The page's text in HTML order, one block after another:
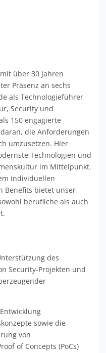
über 30 Jahren
Präsenz an sechs
als Technologieführer
Security und
150 engagierte
die Anforderungen
umzusetzen. Hier
Technologien und
im Mittelpunkt.
individuellen
Benefits bietet unser
berufliche als auch
des
Security-Projekten und
Entwicklung
sowie die
von
of Concepts (PoCs)